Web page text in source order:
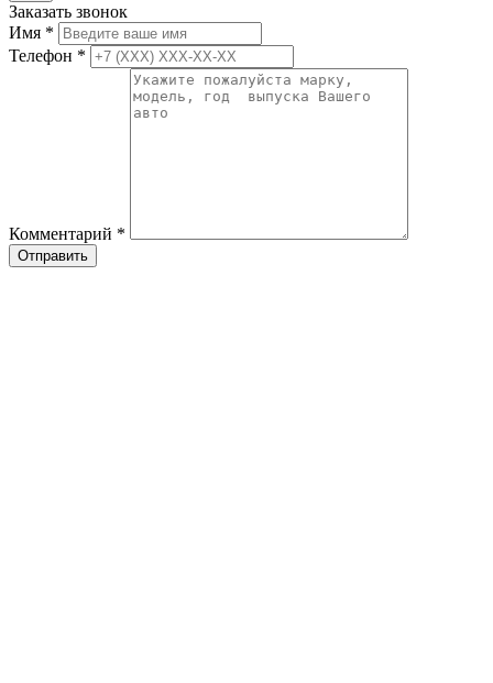
Заказать звонок
Имя *
Телефон *
Комментарий *
Отправить